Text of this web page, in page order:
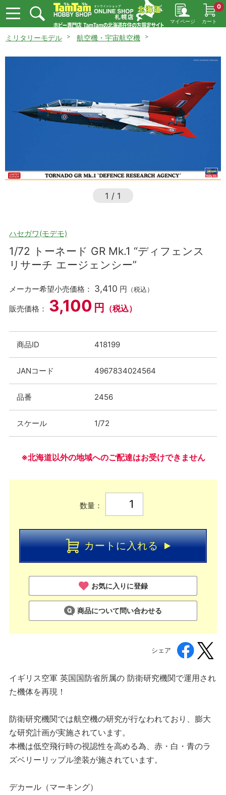
マイページ カート
0
ミリタリーモデル 航空機・宇宙航空機
1 / 1
ハセガワ(モデモ)
1/72 トーネード GR Mk.1 “ディフェンス
リサーチ エージェンシー”
メーカー希望小売価格： 3,410 円 （税込）
販売価格： 3,100 円 （税込）
商品ID 418199
JANコード 4967834024564
品番 2456
スケール 1/72
※北海道以外の地域へのご配達はお受けできません
数量：
カートに入れる
お気に入りに登録
商品について問い合わせる
シェア
イギリス空軍 英国国防省所属の 防衛研究機関で運用され
た機体を再現！
防衛研究機関では航空機の研究が行なわれており、膨大
な研究計画が実施されています。
本機は低空飛行時の視認性を高める為、赤・白・青のラ
ズベリーリップル塗装が施されています。
デカール（マーキング）